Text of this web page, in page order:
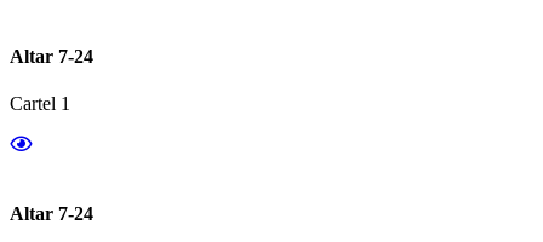
Altar 7-24
Cartel 1
Altar 7-24